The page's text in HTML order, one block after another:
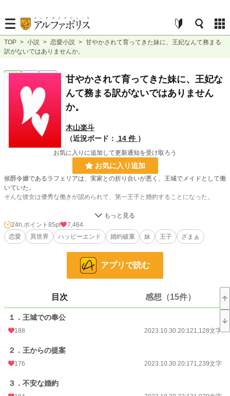
TOP > 小説 > 恋愛小説 > 甘やかされて育ってきた妹に、王妃なんて務まる
訳がないではありませんか。
恋愛 完結 短編
甘やかされて育ってきた妹に、王妃な
んて務まる訳がないではありません
か。
木山楽斗
（近況ボード：
14 件 ）
お気に入りに追加して更新通知を受け取ろう
お気に入り追加
侯爵令嬢であるラフェリアは、実家との折り合いが悪く、王城でメイドとして働
いていた。
そんな彼女は優秀な働きが認められて、第一王子と婚約することになった。
しかしその婚約は、すぐに破談となる。
ラフェリアの妹であるメレティアが、王子を懐柔したのだ。
メレティアは次期王妃となることを喜び、ラフェリアの不幸を嘲笑っていた。
ただ、ラフェリアはわかっていた。甘やかされて育ってきたわがまま妹に、王妃
という責任ある役目は務まらないということを。
その兆候は、すぐに表れた。以前にも増して横暴な振る舞いをするようになった
メレティアは、様々な者達から反感を買っていたのだ。
11,448 位 / 228,744 件
恋愛 5,144 位 / 66,363 件
更新日時
24h.ポイント 85pt
7,464
恋愛
異世界 ハッピーエンド 婚約破棄 妹 王子 ざまぁ
アプリで読む
目次 感想（15件）
１．王城での奉公
188 2023.10.30 20:121,128文字
２．王からの提案
176 2023.10.30 20:171,239文字
３．不安な婚約